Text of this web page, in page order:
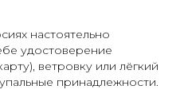
настоятельно
удостоверение
ветровку или лёгкий
принадлежности.